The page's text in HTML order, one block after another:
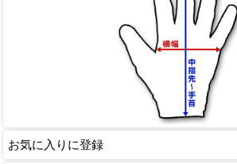
お気に入りに登録